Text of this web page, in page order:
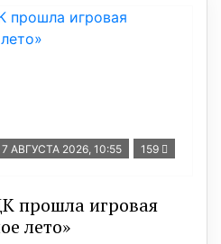
7 АВГУСТА 2026, 10:55 159
прошла игровая
лето»